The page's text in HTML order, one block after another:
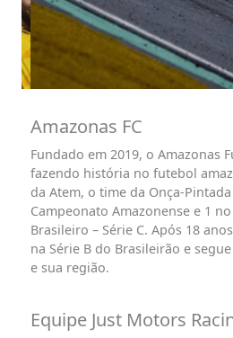
Amazonas FC
Fundado em 2019, o Amazonas
fazendo história no futebol
da Atem, o time da Onça-
Campeonato Amazonense e 1
Brasileiro – Série C. Após 18
na Série B do Brasileirão e
e sua região.
Equipe Just Motors